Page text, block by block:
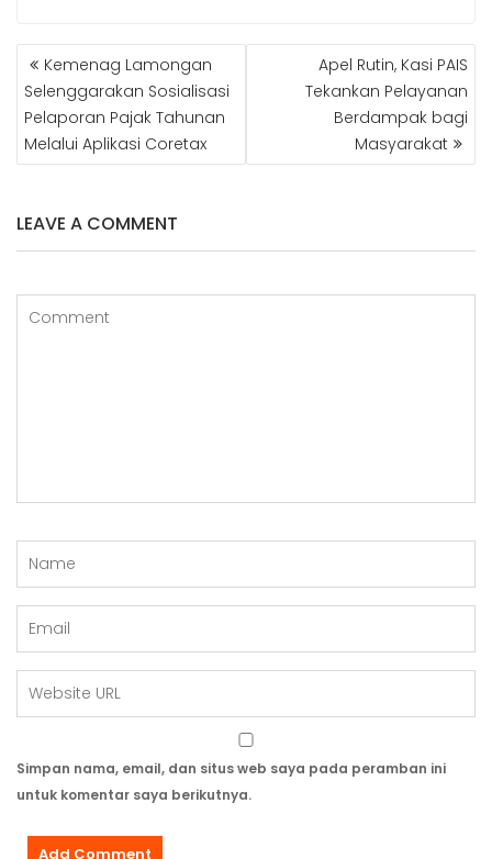
b
o
o
s
A
p
p
e
n
g
e
r
g
r
a
m
e
NAVIGASI
POSKemenag Lamongan
Selenggarakan Sosialisasi
Pelaporan Pajak Tahunan
Melalui Aplikasi Coretax
Apel Rutin, Kasi PAIS
Tekankan Pelayanan
Berdampak bagi
Masyarakat
LEAVE A COMMENT
Simpan nama, email, dan situs web saya pada peramban ini
untuk komentar saya berikutnya.